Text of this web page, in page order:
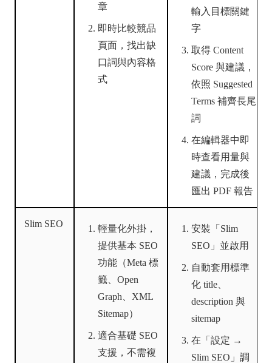
章
即時比較競品
頁面，找出缺
口詞與內容格
式
輸入目標關鍵
字
取得 Content
Score 與建議，
依照 Suggested
Terms 補齊長尾
詞
在編輯器中即
時查看用量與
建議，完成後
匯出 PDF 報告
Slim SEO
輕量化外掛，
提供基本 SEO
功能（Meta 標
籤、Open
Graph、XML
Sitemap）
適合基礎 SEO
支援，不需複
安裝「Slim
SEO」並啟用
自動套用標準
化 title、
description 與
sitemap
在「設定 →
Slim SEO」調